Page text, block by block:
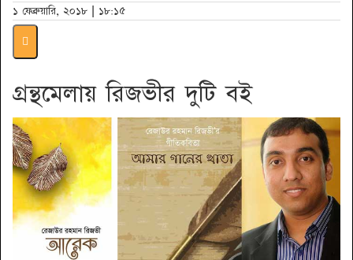
১ ফেব্রুয়ারি, ২০১৮ | ১৮:১৫
গ্রন্থমেলায় রিজভীর দুটি বই